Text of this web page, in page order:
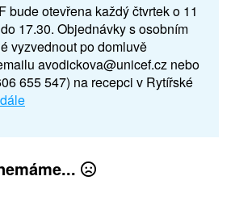
bude otevřena každý čtvrtek o 11
17.30. Objednávky s osobním
vyzvednout po domluvě
avodickova@unicef.cz nebo
655 547) na recepci v Rytířské